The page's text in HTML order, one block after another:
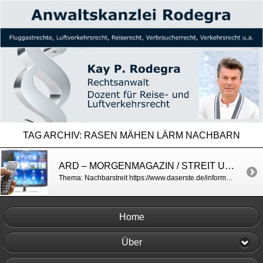
TAG ARCHIV: RASEN MÄHEN LÄRM NACHBARN
ARD – MORGENMAGAZIN / STREIT UNTER NACHBARN
Thema: Nachbarstreit https://www.daserste.de/information/politik-weltgeschehen/morgenmagazin/berichte-und-interviews/Service-Aerger-mit-den-Nachbarn-100.html
Home
Über